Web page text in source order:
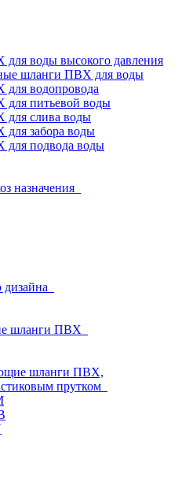
воды высокого давления
шланги ПВХ для воды
водопровода
питьевой воды
слива воды
забора воды
подвода воды
назначения
шланги ПВХ
шланги ПВХ,
прутком